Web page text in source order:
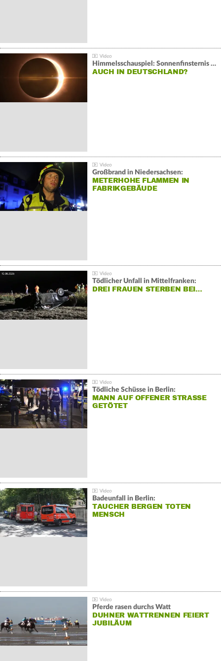
Himmelsschauspiel: Sonnenfinsternis über Spanien
AUCH IN DEUTSCHLAND?
Großbrand in Niedersachsen:
METERHOHE FLAMMEN IN
FABRIKGEBÄUDE
Tödlicher Unfall in Mittelfranken:
DREI FRAUEN STERBEN BEI…
Tödliche Schüsse in Berlin:
MANN AUF OFFENER STRASSE G
ETÖTET
Badeunfall in Berlin:
TAUCHER BERGEN TOTEN
MENSCH
Pferde rasen durchs Watt
DUHNER WATTRENNEN FEIERT
JUBILÄUM